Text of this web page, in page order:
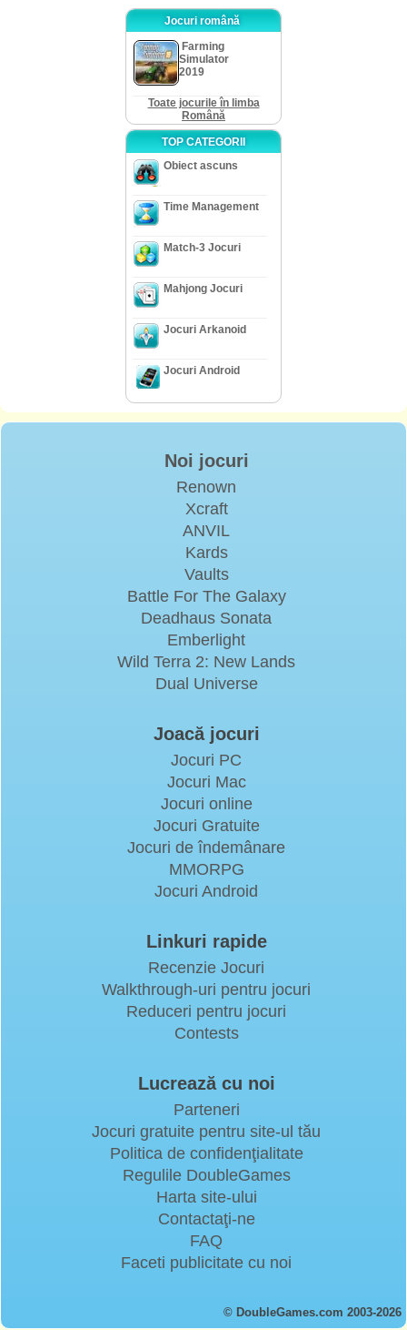
Jocuri română
Farming
Simulator
2019
Toate jocurile în limba
Română
TOP CATEGORII
Obiect ascuns
Time Management
Match-3 Jocuri
Mahjong Jocuri
Jocuri Arkanoid
Jocuri Android
Noi jocuri
Renown
Xcraft
ANVIL
Kards
Vaults
Battle For The Galaxy
Deadhaus Sonata
Emberlight
Wild Terra 2: New Lands
Dual Universe
Joacă jocuri
Jocuri PC
Jocuri Mac
Jocuri online
Jocuri Gratuite
Jocuri de îndemânare
MMORPG
Jocuri Android
Linkuri rapide
Recenzie Jocuri
Walkthrough-uri pentru jocuri
Reduceri pentru jocuri
Contests
Lucrează cu noi
Parteneri
Jocuri gratuite pentru site-ul tău
Politica de confidenţialitate
Regulile DoubleGames
Harta site-ului
Contactaţi-ne
FAQ
Faceti publicitate cu noi
© DoubleGames.com 2003-2026